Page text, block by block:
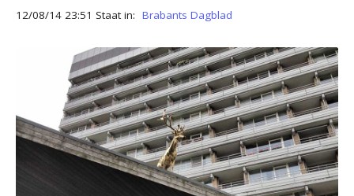
12/08/14 23:51 Staat in: Brabants Dagblad